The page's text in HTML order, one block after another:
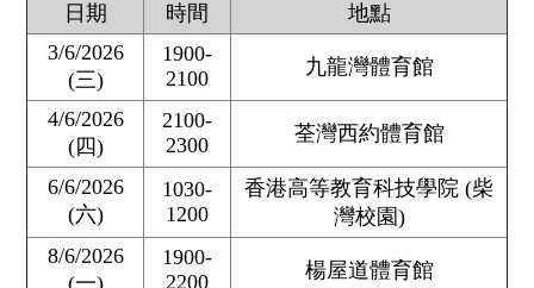
日期 時間
地點
3/6/2026
(三)
1900-
2100
九龍灣體育館
4/6/2026
(四)
2100-
2300
荃灣西約體育館
6/6/2026
(六)
1030-
1200
香港高等教育科技學院 (柴
灣校園)
8/6/2026
1900-
2200
楊屋道體育館